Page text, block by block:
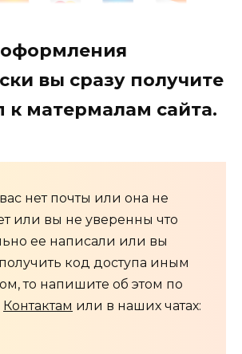
вы сразу получите
к матермалам сайта.
нет почты или она не
или вы не уверенны что
ее написали или вы
код доступа иным
то напишите об этом по
Контактам или в наших чатах: